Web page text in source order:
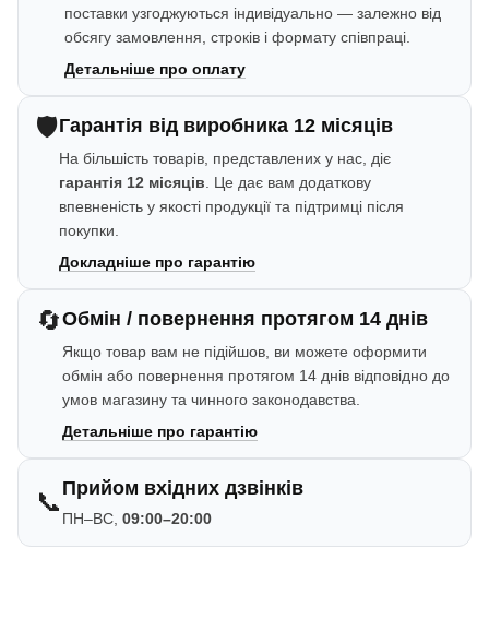
поставки узгоджуються індивідуально — залежно від
обсягу замовлення, строків і формату співпраці.
Детальніше про оплату
🛡️Гарантія від виробника 12 місяців
На більшість товарів, представлених у нас, діє
гарантія 12 місяців . Це дає вам додаткову
впевненість у якості продукції та підтримці після
покупки.
Докладніше про гарантію
🔄Обмін / повернення протягом 14 днів
Якщо товар вам не підійшов, ви можете оформити
обмін або повернення протягом 14 днів відповідно до
умов магазину та чинного законодавства.
Детальніше про гарантію
📞 Прийом вхідних дзвінків
ПН–ВС, 09:00–20:00